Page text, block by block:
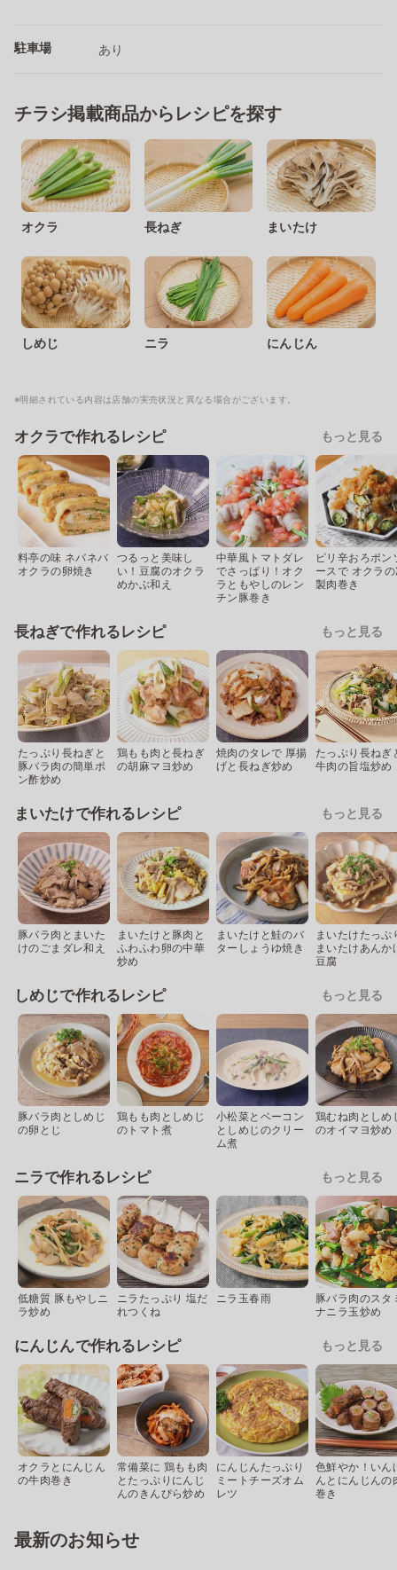
駐車場 あり
チラシ掲載商品からレシピを探す
オクラ 長ねぎ まいたけ
しめじ ニラ にんじん
※明細されている内容は店舗の実売状況と異なる場合がございます。
オクラで作れるレシピ もっと見る
料亭の味 ネバネバ
オクラの卵焼き
つるっと美味し
い！豆腐のオクラ
めかぶ和え
中華風トマトダレ
でさっぱり！オク
ラともやしのレン
チン豚巻き
ピリ辛おろポン
ースで オクラ
製肉巻き
長ねぎで作れるレシピ もっと見る
たっぷり長ねぎと
豚バラ肉の簡単ポ
ン酢炒め
鶏もも肉と長ねぎ
の胡麻マヨ炒め
焼肉のタレで 厚揚
げと長ねぎ炒め
たっぷり長ねぎ
牛肉の旨塩炒め
まいたけで作れるレシピ もっと見る
豚バラ肉とまいた
けのごまダレ和え
まいたけと豚肉と
ふわふわ卵の中華
炒め
まいたけと鮭のバ
ターしょうゆ焼き
まいたけたっぷ
まいたけあんか
豆腐
しめじで作れるレシピ もっと見る
豚バラ肉としめじ
の卵とじ
鶏もも肉としめじ
のトマト煮
小松菜とベーコン
としめじのクリー
ム煮
鶏むね肉としめ
のオイマヨ炒め
ニラで作れるレシピ もっと見る
低糖質 豚もやしニ
ラ炒め
ニラたっぷり 塩だ
れつくね
ニラ玉春雨
豚バラ肉のスタ
ナニラ玉炒め
にんじんで作れるレシピ もっと見る
オクラとにんじん
の牛肉巻き
常備菜に 鶏もも肉
とたっぷりにんじ
んのきんぴら炒め
にんじんたっぷり
ミートチーズオム
レツ
色鮮やか！いん
んとにんじんの
巻き
最新のお知らせ